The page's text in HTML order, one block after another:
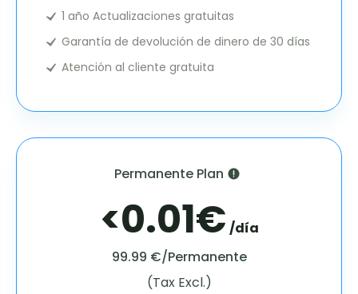
1 año Actualizaciones gratuitas
Garantía de devolución de dinero de 30 días
Atención al cliente gratuita
Permanente Plan
<0.01€ /día
99.99 €/Permanente
(Tax Excl.)